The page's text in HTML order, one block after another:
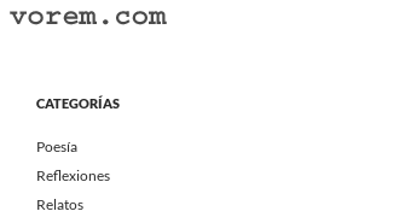
Saltar
Portal Literario Independiente
CATEGORÍAS
Poesía
Reflexiones
Relatos